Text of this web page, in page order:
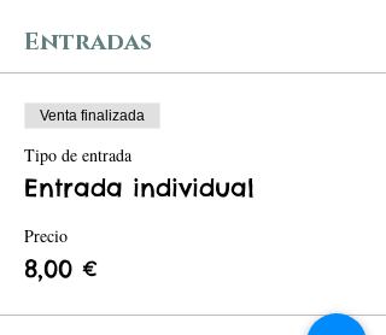
Entradas
Venta finalizada
Tipo de entrada
Entrada individual
Precio
8,00 €